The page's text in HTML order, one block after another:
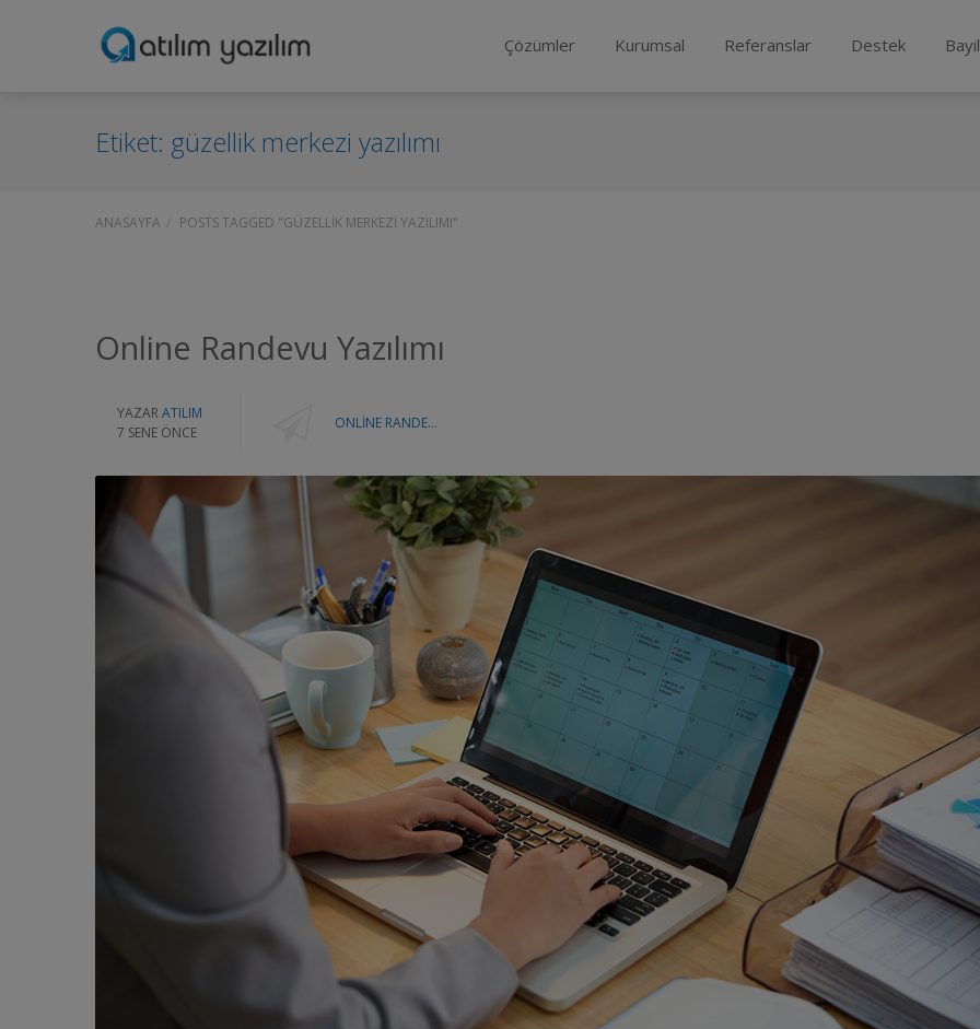
Çözümler Kurumsal Referanslar Destek
Etiket: güzellik merkezi yazılımı
ANASAYFA POSTS TAGGED "GÜZELLIK MERKEZI YAZILIMI"
Online Randevu Yazılımı
YAZAR ATILIM
7 SENE ÖNCE
ONLINE RANDEVU YAZILIMI